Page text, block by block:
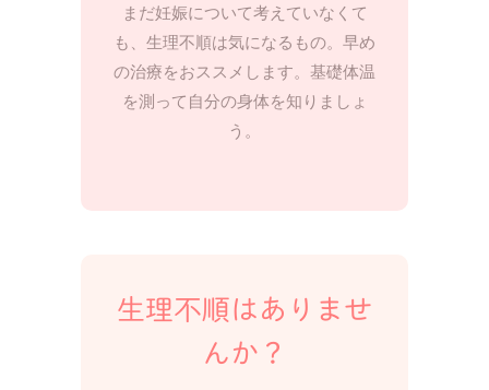
まだ妊娠について考えていなくて
も、生理不順は気になるもの。早め
の治療をおススメします。基礎体温
を測って自分の身体を知りましょ
う。
生理不順はありませ
んか？